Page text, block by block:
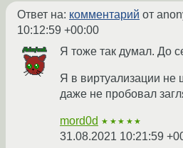
Ответ на: комментарий от
10:12:59 +00:00
Я тоже так думал. До
Я в виртуализации не
даже не пробовал
mord0d ★★★★★
31.08.2021 10:21:59